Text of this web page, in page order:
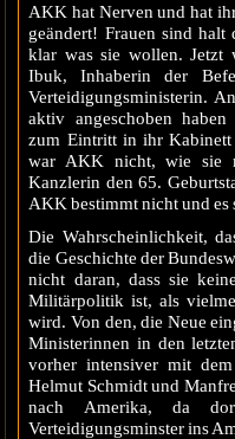
AKK hat Nerven und hat
geändert! Frauen sind
klar was sie wollen. Jetzt
Ibuk, Inhaberin der
Verteidigungsministerin.
aktiv angeschoben
zum Eintritt in ihr Kabinett
war AKK nicht, wie sie
Kanzlerin den 65.
AKK bestimmt nicht und es
Die Wahrscheinlichkeit,
die Geschichte der
nicht daran, dass sie
Militärpolitik ist, als
wird. Von den, die Neue
Ministerinnen in den
vorher intensiver mit dem
Helmut Schmidt und
nach Amerika, da
Verteidigungsminster ins